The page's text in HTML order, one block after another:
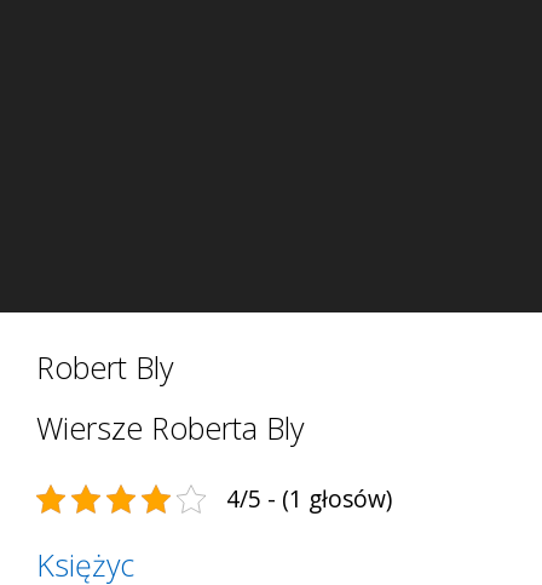
Robert Bly
Wiersze Roberta Bly
4/5 - (1 głosów)
Księżyc